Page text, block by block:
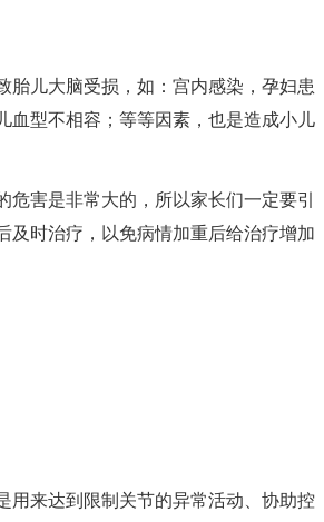
儿大脑受损，如：宫内感染，孕妇患
血型不相容；等等因素，也是造成小儿
害是非常大的，所以家长们一定要引
及时治疗，以免病情加重后给治疗增加
来达到限制关节的异常活动、协助控